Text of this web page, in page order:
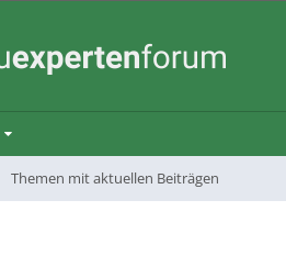
Themen mit aktuellen Beiträgen